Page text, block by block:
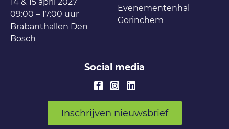
09:00 – 17:00 uur
Brabanthallen Den
Bosch
Evenementenhal
Gorinchem
Social media
Inschrijven nieuwsbrief